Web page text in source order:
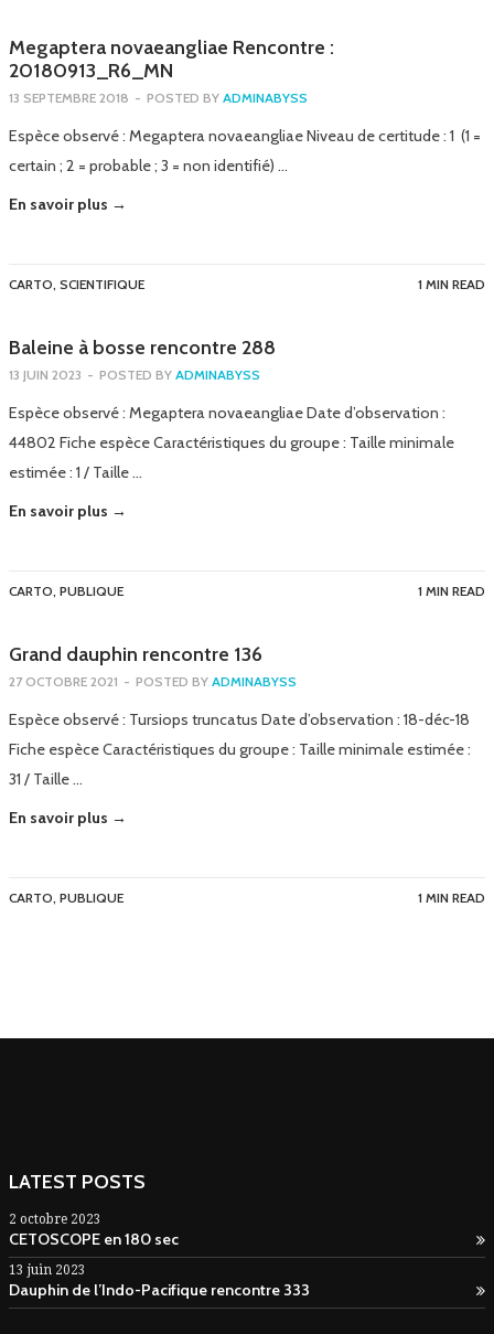
Megaptera novaeangliae Rencontre :
20180913_R6_MN
13 SEPTEMBRE 2018 - POSTED BY ADMINABYSS
Espèce observé : Megaptera novaeangliae Niveau de certitude : 1 (1 =
certain ; 2 = probable ; 3 = non identifié) …
En savoir plus →
CARTO, SCIENTIFIQUE 1 MIN READ
Baleine à bosse rencontre 288
13 JUIN 2023 - POSTED BY ADMINABYSS
Espèce observé : Megaptera novaeangliae Date d’observation :
44802 Fiche espèce Caractéristiques du groupe : Taille minimale
estimée : 1 / Taille …
En savoir plus →
CARTO, PUBLIQUE 1 MIN READ
Grand dauphin rencontre 136
27 OCTOBRE 2021 - POSTED BY ADMINABYSS
Espèce observé : Tursiops truncatus Date d’observation : 18-déc-18
Fiche espèce Caractéristiques du groupe : Taille minimale estimée :
31 / Taille …
En savoir plus →
CARTO, PUBLIQUE 1 MIN READ
LATEST POSTS
2 octobre 2023
CETOSCOPE en 180 sec
13 juin 2023
Dauphin de l’Indo-Pacifique rencontre 333